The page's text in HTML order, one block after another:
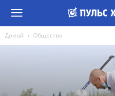
Домой Общество